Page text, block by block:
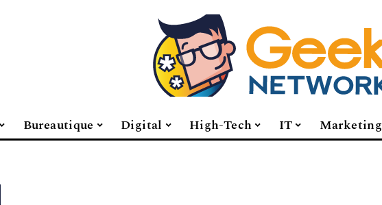
Bureautique Digital High-Tech IT Marketing